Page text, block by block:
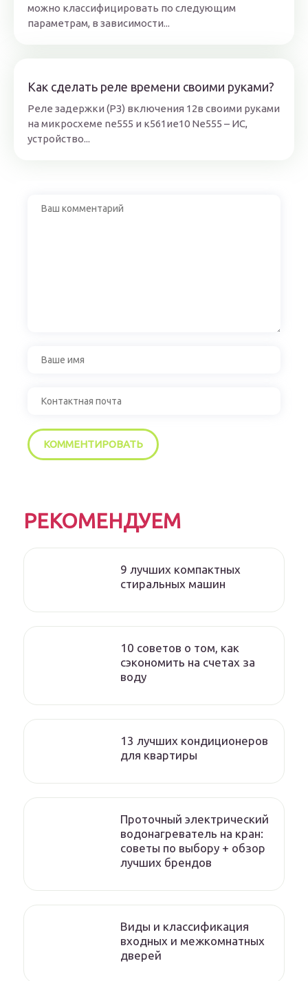
можно классифицировать по следующим
параметрам, в зависимости...
Как сделать реле времени своими руками?
Реле задержки (РЗ) включения 12в своими руками
на микросхеме ne555 и к561ие10 Ne555 – ИС,
устройство...
РЕКОМЕНДУЕМ
9 лучших компактных
стиральных машин
10 советов о том, как
сэкономить на счетах за
воду
13 лучших кондиционеров
для квартиры
Проточный электрический
водонагреватель на кран:
советы по выбору + обзор
лучших брендов
Виды и классификация
входных и межкомнатных
дверей